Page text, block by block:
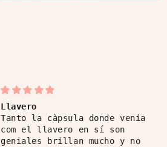
Llavero
Tanto la càpsula donde venia
com el llavero en sí son
geniales brillan mucho y no